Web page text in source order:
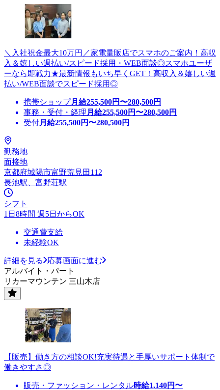
＼入社祝金最大10万円／家電量販店でスマホのご案内！高収
入＆嬉しい週払い/スピード採用・WEB面談◎スマホユーザ
ーなら即戦力★最新情報もいち早くGET！高収入＆嬉しい週
払い/WEB面談でスピード採用◎
携帯ショップ月給255,500円〜280,500円
事務・受付・経理 月給255,500円〜280,500円
受付月給255,500円〜280,500円
勤務地
面接地
京都府城陽市富野荒見田112
長池駅、富野荘駅
シフト
1日8時間 週5日からOK
交通費支給
未経験OK
詳細を見る
応募画面に進む
アルバイト・パート
リカーマウンテン 三山木店
【販売】働き方の相談OK!充実待遇と手厚いサポート体制で
働きやすさ◎
販売・ファッション・レンタル時給1,140円〜